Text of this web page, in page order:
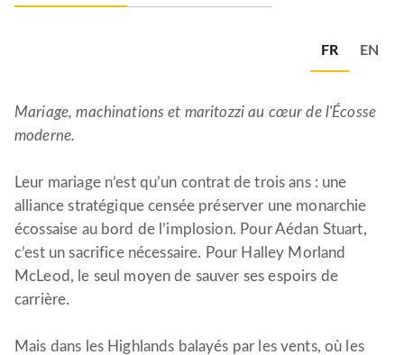
FR EN
Mariage, machinations et maritozzi au cœur de l'Écosse
moderne.
Leur mariage n’est qu’un contrat de trois ans : une
alliance stratégique censée préserver une monarchie
écossaise au bord de l’implosion. Pour Aédan Stuart,
c’est un sacrifice nécessaire. Pour Halley Morland
McLeod, le seul moyen de sauver ses espoirs de
carrière.
Mais dans les Highlands balayés par les vents, où les